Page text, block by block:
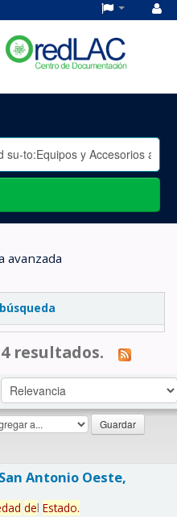
avanzada
resultados.
Antonio Oeste,
del Estado.